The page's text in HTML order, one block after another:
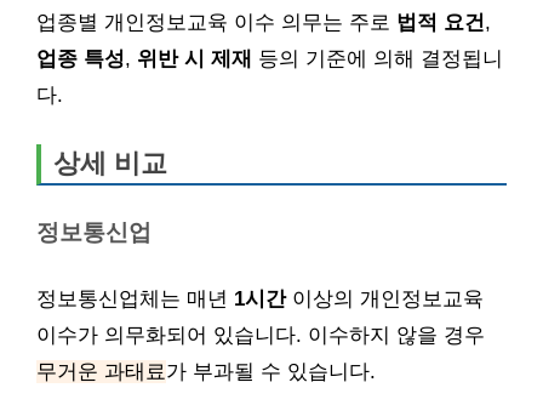
업종별 개인정보교육 이수 의무는 주로 법적 요건,
업종 특성, 위반 시 제재 등의 기준에 의해 결정됩니
다.
상세 비교
정보통신업
정보통신업체는 매년 1시간이상의 개인정보교육
이수가 의무화되어 있습니다. 이수하지 않을 경우
무거운 과태료가 부과될 수 있습니다.